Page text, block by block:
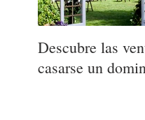
Descubre las
casarse un